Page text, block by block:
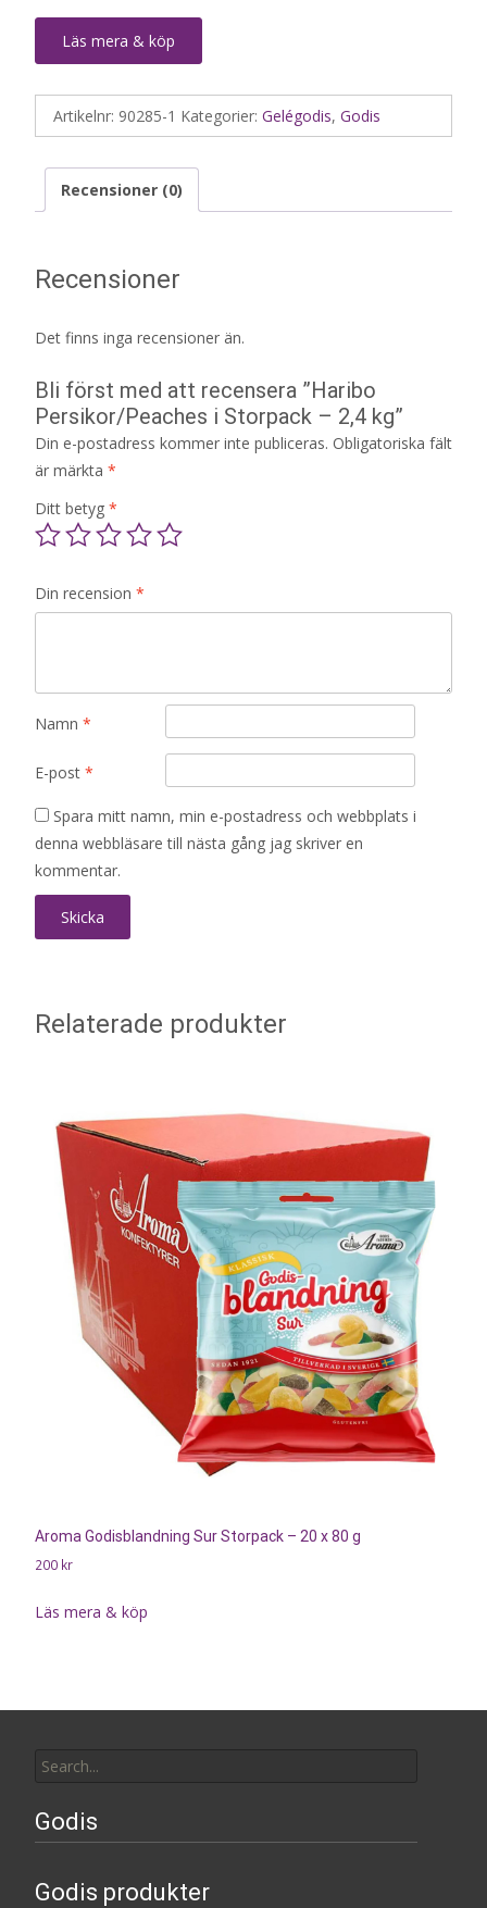
Läs mera & köp
Artikelnr: 90285-1 Kategorier: Gelégodis, Godis
Recensioner (0)
Recensioner
Det finns inga recensioner än.
Bli först med att recensera ”Haribo
Persikor/Peaches i Storpack – 2,4 kg”
Din e-postadress kommer inte publiceras. Obligatoriska fält
är märkta *
Ditt betyg *
Din recension *
Namn *
E-post *
Spara mitt namn, min e-postadress och webbplats i
denna webbläsare till nästa gång jag skriver en
kommentar.
Relaterade produkter
Aroma Godisblandning Sur Storpack – 20 x 80 g
200 kr
Läs mera & köp
for:
Godis
Godis produkter